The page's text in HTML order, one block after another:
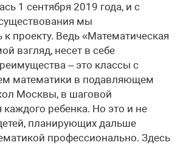
1 сентября 2019 года, и с
мы
проекту. Ведь «Математическая
взгляд, несет в себе
– это классы с
математики в подавляющем
Москвы, в шаговой
каждого ребенка. Но это и не
планирующих дальше
профессионально. Здесь